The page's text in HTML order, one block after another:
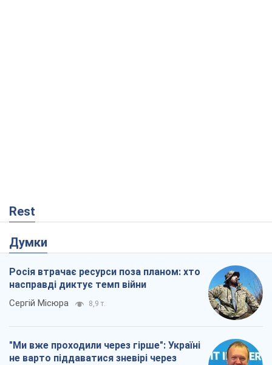
Rest
Думки
Росія втрачає ресурси поза планом: хто
насправді диктує темп війни
Сергій Місюра 8,9 т.
"Ми вже проходили через гірше": Україні
не варто піддаватися зневірі через